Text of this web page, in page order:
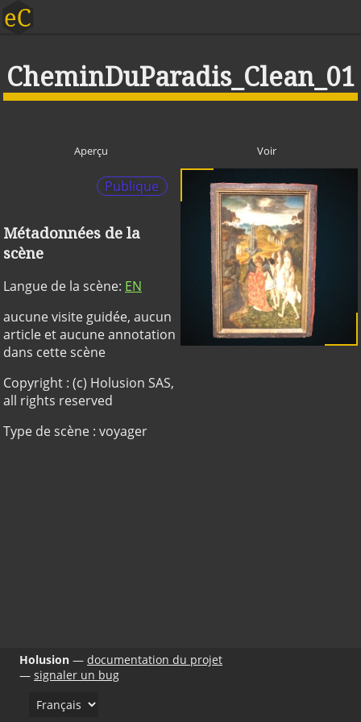
CheminDuParadis_Clean_01
Aperçu Voir
Publique
Métadonnées de la
scène
Langue de la scène: EN
aucune visite guidée, aucun
article et aucune annotation
dans cette scène
Copyright : (c) Holusion SAS,
all rights reserved
Type de scène : voyager
Holusion
documentation du projet
signaler un bug